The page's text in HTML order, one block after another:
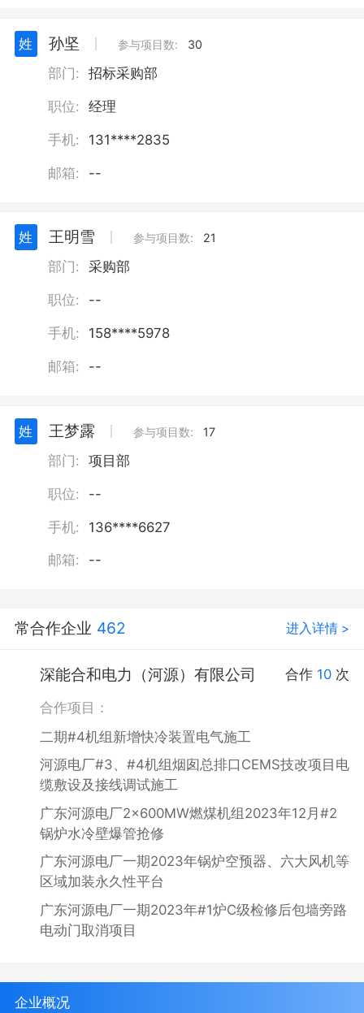
姓 孙坚 参与项目数: 30
部门: 招标采购部
职位: 经理
手机: 131****2835
邮箱: --
姓 王明雪 参与项目数: 21
部门: 采购部
职位: --
手机: 158****5978
邮箱: --
姓 王梦露 参与项目数: 17
部门: 项目部
职位: --
手机: 136****6627
邮箱: --
常合作企业 462 进入详情 >
深能合和电力（河源）有限公司 合作 10 次
合作项目：
二期#4机组新增快冷装置电气施工
河源电厂#3、#4机组烟囱总排口CEMS技改项目电
缆敷设及接线调试施工
广东河源电厂2×600MW燃煤机组2023年12月#2
锅炉水冷壁爆管抢修
广东河源电厂一期2023年锅炉空预器、六大风机等
区域加装永久性平台
广东河源电厂一期2023年#1炉C级检修后包墙旁路
电动门取消项目
企业概况